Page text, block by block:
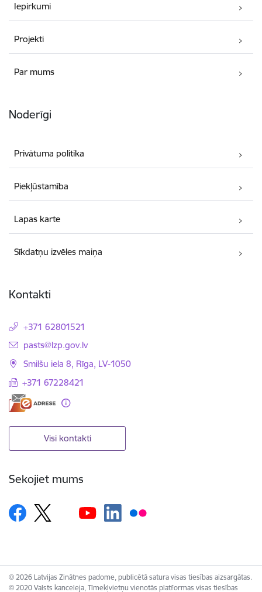
Iepirkumi
Projekti
Par mums
Noderīgi
Privātuma politika
Piekļūstamība
Lapas karte
Sīkdatņu izvēles maiņa
Kontakti
+371 62801521
E-pasts:
pasts@lzp.gov.lv
Smilšu iela 8, Rīga, LV-1050
+371 67228421
Visi kontakti
Sekojiet mums
© 2026 Latvijas Zinātnes padome, publicētā satura visas tiesības aizsargātas.
© 2020 Valsts kanceleja, Tīmekļvietņu vienotās platformas visas tiesības